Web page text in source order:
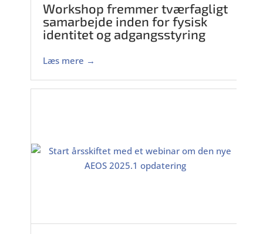
Workshop fremmer tværfagligt
samarbejde inden for fysisk
identitet og adgangsstyring
Læs mere →